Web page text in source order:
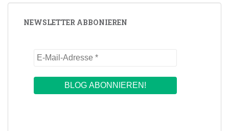
NEWSLETTER ABBONIEREN